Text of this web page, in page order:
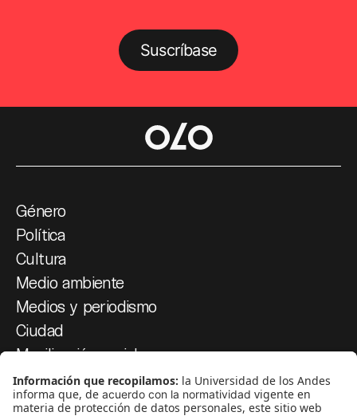
Suscríbase
Género
Política
Cultura
Medio ambiente
Medios y periodismo
Ciudad
Movilización social